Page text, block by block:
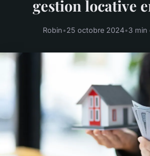
gestion locative
Robin•25 octobre 2024•3 min